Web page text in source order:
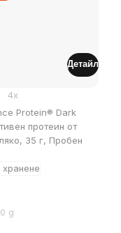
Protein® Dark
протеин от
35 г, Пробен
4x
g
Детайл